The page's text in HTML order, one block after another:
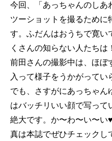
今回、「あっちゃんのしあ
ツーショットを撮るために
す。ふだんはおうちで寛い
くさんの知らない人たち
前田さんの撮影中は、ほぼ
入って様子をうかがってい
でも、さすがにあっちゃん
はバッチリいい顔で写って
絶大です。か〜わ〜い〜
真は本誌でぜひチェックし